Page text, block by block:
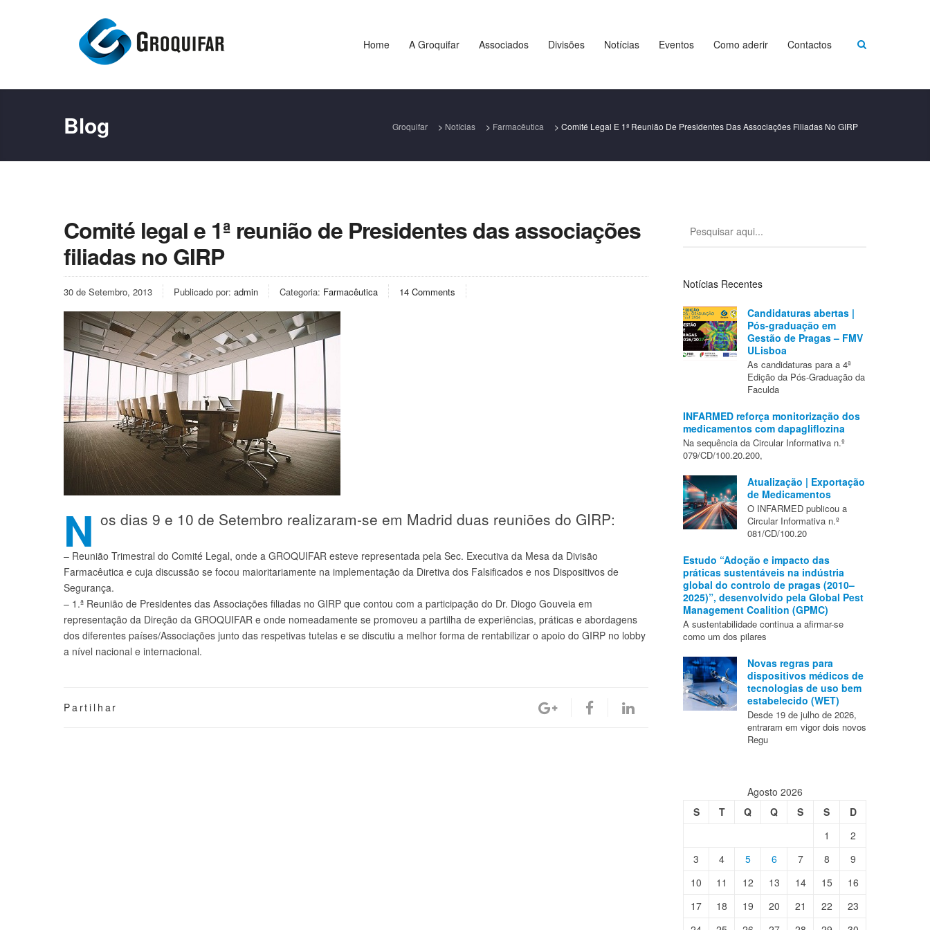
Home A Groquifar Associados Divisões Notícias Eventos Como aderir Contactos
Blog Groquifar > Notícias > Farmacêutica > Comité Legal E 1ª Reunião De Presidentes Das Associações Filiadas No GIRP
Comité legal e 1ª reunião de Presidentes das associações
filiadas no GIRP
30 de Setembro, 2013 Publicado por: admin Categoria: Farmacêutica 14 Comments
N os dias 9 e 10 de Setembro realizaram-se em Madrid duas reuniões do GIRP:
– Reunião Trimestral do Comité Legal, onde a GROQUIFAR esteve representada pela Sec. Executiva da Mesa da Divisão
Farmacêutica e cuja discussão se focou maioritariamente na implementação da Diretiva dos Falsificados e nos Dispositivos de
Segurança.
– 1.ª Reunião de Presidentes das Associações filiadas no GIRP que contou com a participação do Dr. Diogo Gouveia em
representação da Direção da GROQUIFAR e onde nomeadamente se promoveu a partilha de experiências, práticas e abordagens
dos diferentes países/Associações junto das respetivas tutelas e se discutiu a melhor forma de rentabilizar o apoio do GIRP no lobby
a nível nacional e internacional.
Partilhar
Notícias Recentes
Candidaturas abertas |
Pós-graduação em
Gestão de Pragas – FMV
ULisboa
As candidaturas para a 4ª
Edição da Pós-Graduação da
Faculda
INFARMED reforça monitorização dos
medicamentos com dapagliflozina
Na sequência da Circular Informativa n.º
079/CD/100.20.200,
Atualização | Exportação
de Medicamentos
O INFARMED publicou a
Circular Informativa n.º
081/CD/100.20
Estudo “Adoção e impacto das
práticas sustentáveis na indústria
global do controlo de pragas (2010–
2025)”, desenvolvido pela Global Pest
Management Coalition (GPMC)
A sustentabilidade continua a afirmar-se
como um dos pilares
Novas regras para
dispositivos médicos de
tecnologias de uso bem
estabelecido (WET)
Desde 19 de julho de 2026,
entraram em vigor dois novos
Regu
Agosto 2026
S
T Q Q S S
D
1
2
3
4 5 6 7 8
9
10
11 12 13 14 15
16
17
18 19 20 21 22
23